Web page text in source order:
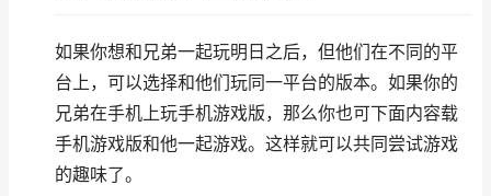
如果你想和兄弟一起玩明日之后，但他们在不同的平
台上，可以选择和他们玩同一平台的版本。如果你的
兄弟在手机上玩手机游戏版，那么你也可下面内容载
手机游戏版和他一起游戏。这样就可以共同尝试游戏
的趣味了。